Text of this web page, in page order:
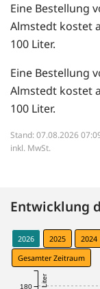
Eine Bestellung
Almstedt kostet
100 Liter.
Eine Bestellung
Almstedt kostet
100 Liter.
Stand: 07.08.2026
inkl. MwSt.
Entwicklung
2026 2025 2024
Gesamter Zeitraum
180